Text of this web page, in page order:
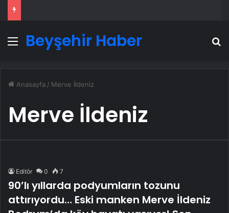
Menü
Beyşehir Haber
Anasayfa / Merve İldeniz
Merve İldeniz
Editör 0 7
90’lı yıllarda podyumların tozunu
attırıyordu… Eski manken Merve İldeniz